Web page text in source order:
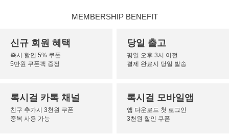
MEMBERSHIP BENEFIT
신규 회원 혜택
즉시 할인 5% 쿠폰
5만원 쿠폰팩 증정
당일 출고
평일 오후 3시 이전
결제 완료시 당일 발송
록시걸 카톡 채널
친구 추가시 3천원 쿠폰
중복 사용 가능
록시걸 모바일앱
앱 다운로드 첫 로그인
3천원 할인 쿠폰